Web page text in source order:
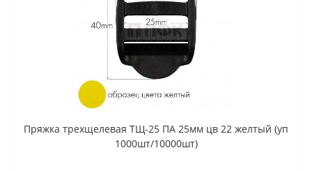
Пряжка трехщелевая ТЩ-25 ПА 25мм цв 22 желтый (уп
1000шт/10000шт)